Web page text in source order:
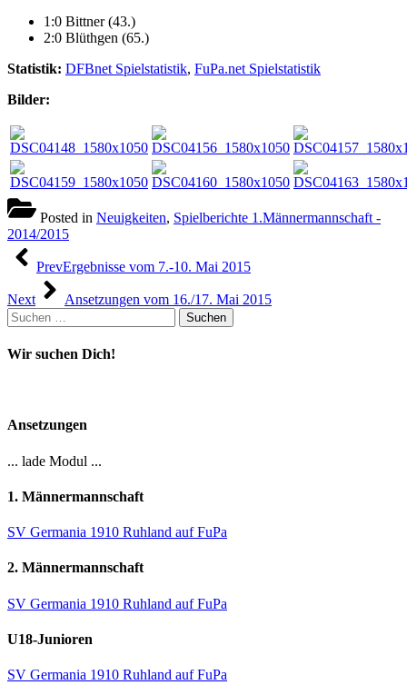
1:0 Bittner (43.)
2:0 Blüthgen (65.)
Statistik: DFBnet Spielstatistik, FuPa.net Spielstatistik
Bilder:
Posted in Neuigkeiten, Spielberichte 1.Männermannschaft -
2014/2015
Beitragsnavigation
PrevErgebnisse vom 7.-10. Mai 2015
Next
Ansetzungen vom 16./17. Mai 2015
Suchen
nach:
Wir suchen Dich!
Ansetzungen
... lade Modul ...
1. Männermannschaft
SV Germania 1910 Ruhland auf FuPa
2. Männermannschaft
SV Germania 1910 Ruhland auf FuPa
U18-Junioren
SV Germania 1910 Ruhland auf FuPa